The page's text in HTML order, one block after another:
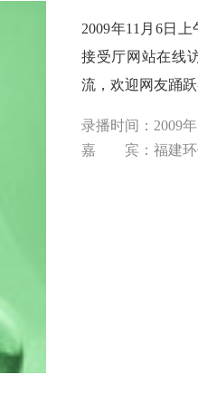
2009年11月6日
接受厅网站在线
流，欢迎网友踊跃
录播时间：2009
嘉 宾：福建环